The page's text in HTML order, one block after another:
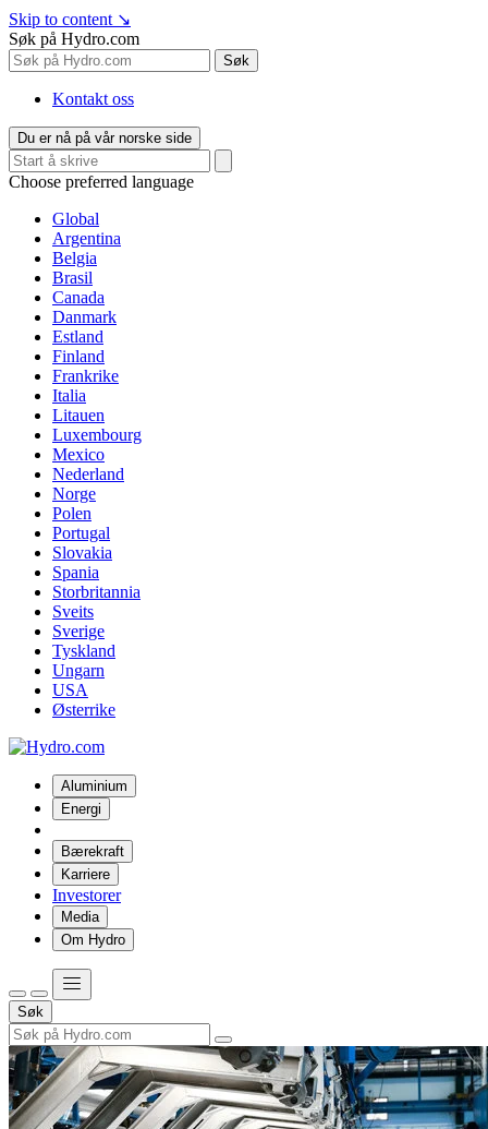
Skip to content ↘
Søk på Hydro.com
Søk
Kontakt oss
Du er nå på vår norske side
Choose preferred language
Global
Argentina
Belgia
Brasil
Canada
Danmark
Estland
Finland
Frankrike
Italia
Litauen
Luxembourg
Mexico
Nederland
Norge
Polen
Portugal
Slovakia
Spania
Storbritannia
Sveits
Sverige
Tyskland
Ungarn
USA
Østerrike
Aluminium
Energi
Bærekraft
Karriere
Investorer
Media
Om Hydro
Søk